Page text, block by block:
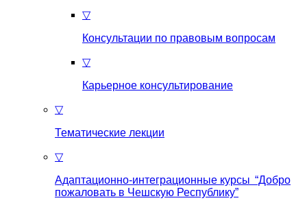
▽
Консультации по правовым вопросам
▽
Карьерное консультирование
▽
Тематические лекции
▽
Адаптационно-интеграционные курсы “Добро
пожаловать в Чешскую Республику”